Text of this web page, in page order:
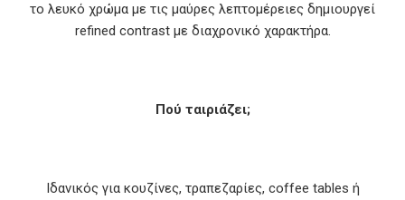
το λευκό χρώμα με τις μαύρες λεπτομέρειες δημιουργεί
refined contrast με διαχρονικό χαρακτήρα.
Πού ταιριάζει;
Ιδανικός για κουζίνες, τραπεζαρίες, coffee tables ή